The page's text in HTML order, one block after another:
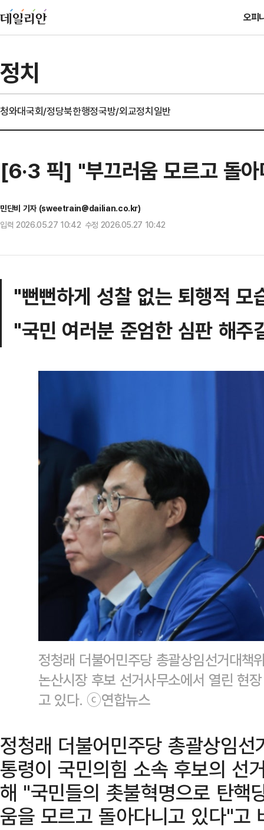
오피
정치
청와대국회/정당북한행정국방/외교정치일반
[6·3 픽] "부끄러움 모르고 돌
민단비 기자 (sweetrain@dailian.co.kr)
입력 2026.05.27 10:42 수정 2026.05.27 10:42
"뻔뻔하게 성찰 없는 퇴행적 모
"국민 여러분 준엄한 심판 해주
정청래 더불어민주당 총괄상임선거대
논산시장 후보 선거사무소에서 열린 현
고 있다. ⓒ연합뉴스
정청래 더불어민주당 총괄상임
통령이 국민의힘 소속 후보의 선
해 "국민들의 촛불혁명으로 탄핵
움을 모르고 돌아다니고 있다"고